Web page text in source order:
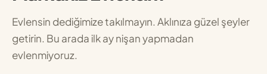
Evlensin dediğimize takılmayın. Aklınıza güzel şeyler
getirin. Bu arada ilk ay nişan yapmadan
evlenmiyoruz.